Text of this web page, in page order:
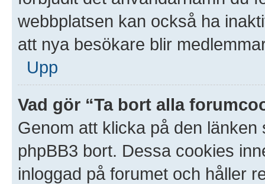
webbplatsen kan också ha
att nya besökare blir
Upp
Vad gör “Ta bort alla
Genom att klicka på den
phpBB3 bort. Dessa cookies
inloggad på forumet och håller